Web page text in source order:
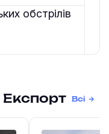
обстрілів
Всі